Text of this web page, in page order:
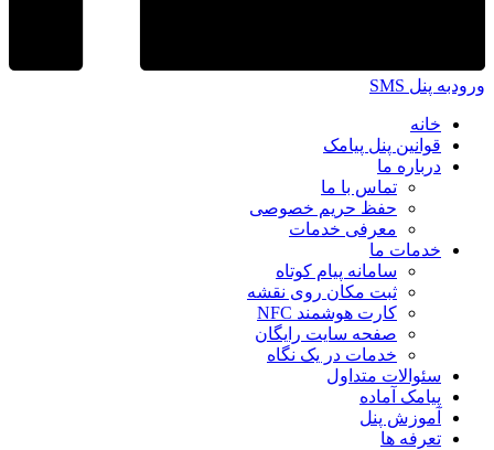
ورودبه پنل SMS
خانه
قوانین پنل پیامک
درباره ما
تماس با ما
حفظ حریم خصوصی
معرفی خدمات
خدمات ما
سامانه پیام کوتاه
ثبت مکان روی نقشه
کارت هوشمند NFC
صفحه سایت رایگان
خدمات در یک نگاه
سئوالات متداول
پیامک آماده
آموزش پنل
تعرفه ها